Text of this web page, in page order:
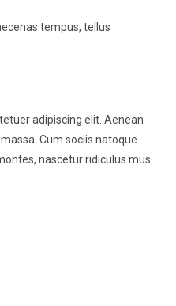
tempus, tellus
adipiscing elit. Aenean
Cum sociis natoque
nascetur ridiculus mus.